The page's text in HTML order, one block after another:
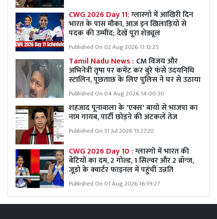
CWG 2026 Day 11:ग्लास्गो में आखिरी दिन
भारत के पास मौका, आज इन खिलाड़ियों से
पदक की उम्मीद; देखें पूरा शेड्यूल
Published On 02 Aug 2026 11:12:25
Tamil Nadu News : CM विजय और
अभिनेत्री तृषा पर कमेंट कर बुरे फंसे उदयनिधि
स्टालिन, पूछताछ के लिए पुलिस ने घर से उठाया
Published On 04 Aug 2026 14:00:30
शहजाद पूनावाला के 'एक्स' बायो से भाजपा का
नाम गायब, पार्टी छोड़ने की अटकलें तेज
Published On 31 Jul 2026 13:27:20
CWG 2026 Day 10 :ग्लास्गो में भारत की
बेटियों का दम, 2 गोल्ड, 1 सिल्वर और 2 ब्रॉन्ज,
जूडो के क्वार्टर फाइनल में पहुंचीं उन्नति
Published On 01 Aug 2026 16:39:27